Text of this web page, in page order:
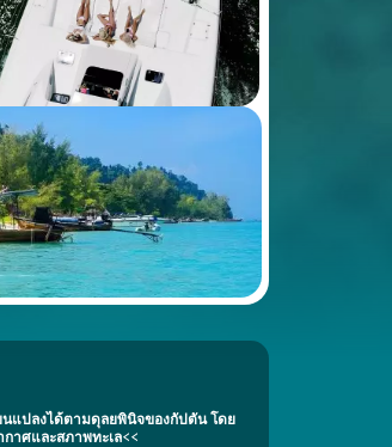
นแปลงได้ตามดุลยพินิจของกัปตัน โดย
าศและสภาพทะเล<<